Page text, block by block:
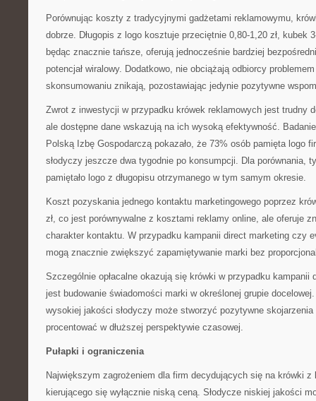
Porównując koszty z tradycyjnymi gadżetami reklamowymu,
dobrze. Długopis z logo kosztuje przeciętnie 0,80-1,20 zł, kubek
będąc znacznie tańsze, oferują jednocześnie bardziej
potencjał wiralowy. Dodatkowo, nie obciążają odbiorcy
skonsumowaniu znikają, pozostawiając jedynie pozytywne
Zwrot z inwestycji w przypadku krówek reklamowych jest trudny
ale dostępne dane wskazują na ich wysoką efektywność.
Polską Izbę Gospodarczą pokazało, że 73% osób pamięta logo
słodyczy jeszcze dwa tygodnie po konsumpcji. Dla porównania,
pamiętało logo z długopisu otrzymanego w tym samym okresie.
Koszt pozyskania jednego kontaktu marketingowego poprzez
zł, co jest porównywalne z kosztami reklamy online, ale oferuje
charakter kontaktu. W przypadku kampanii direct marketing czy
mogą znacznie zwiększyć zapamiętywanie marki bez
Szczególnie opłacalne okazują się krówki w przypadku kampanii
jest budowanie świadomości marki w określonej grupie
wysokiej jakości słodyczy może stworzyć pozytywne
procentować w dłuższej perspektywie czasowej.
Pułapki i ograniczenia
Największym zagrożeniem dla firm decydujących się na krówki z
kierującego się wyłącznie niską ceną. Słodycze niskiej jakości